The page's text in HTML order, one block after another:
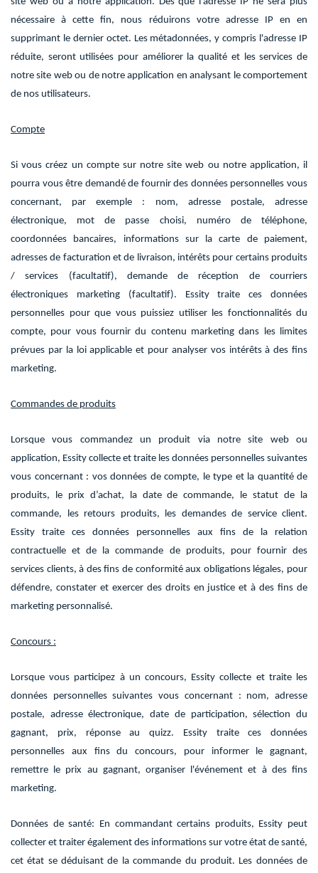
nécessaire à cette fin, nous réduirons votre adresse IP en en
supprimant le dernier octet. Les métadonnées, y compris l'adresse IP
réduite, seront utilisées pour améliorer la qualité et les services de
notre site web ou de notre application en analysant le comportement
de nos utilisateurs.
Compte
Si vous créez un compte sur notre site web ou notre application, il
pourra vous être demandé de fournir des données personnelles vous
concernant, par exemple : nom, adresse postale, adresse
électronique, mot de passe choisi, numéro de téléphone,
coordonnées bancaires, informations sur la carte de paiement,
adresses de facturation et de livraison, intérêts pour certains produits
/ services (facultatif), demande de réception de courriers
électroniques marketing (facultatif). Essity traite ces données
personnelles pour que vous puissiez utiliser les fonctionnalités du
compte, pour vous fournir du contenu marketing dans les limites
prévues par la loi applicable et pour analyser vos intérêts à des fins
marketing.
Commandes de produits
Lorsque vous commandez un produit via notre site web ou
application, Essity collecte et traite les données personnelles suivantes
vous concernant : vos données de compte, le type et la quantité de
produits, le prix d’achat, la date de commande, le statut de la
commande, les retours produits, les demandes de service client.
Essity traite ces données personnelles aux fins de la relation
contractuelle et de la commande de produits, pour fournir des
services clients, à des fins de conformité aux obligations légales, pour
défendre, constater et exercer des droits en justice et à des fins de
marketing personnalisé.
Concours :
Lorsque vous participez à un concours, Essity collecte et traite les
données personnelles suivantes vous concernant : nom, adresse
postale, adresse électronique, date de participation, sélection du
gagnant, prix, réponse au quizz. Essity traite ces données
personnelles aux fins du concours, pour informer le gagnant,
remettre le prix au gagnant, organiser l'événement et à des fins
marketing.
Données de santé: En commandant certains produits, Essity peut
collecter et traiter également des informations sur votre état de santé,
cet état se déduisant de la commande du produit. Les données de